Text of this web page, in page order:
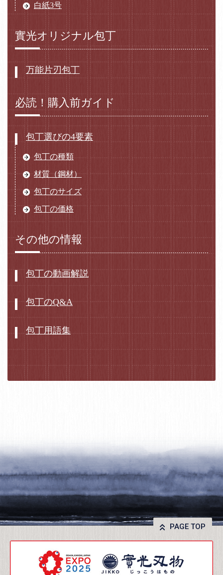
白紙3号
實光オリジナル包丁
万能片刃包丁
必読！購入前ガイド
包丁選びの4要素
包丁の種類
材質（鋼材）
包丁のサイズ
包丁の価格
その他の情報
包丁の動画解説
包丁のQ&A
包丁用語集
PAGE TOP